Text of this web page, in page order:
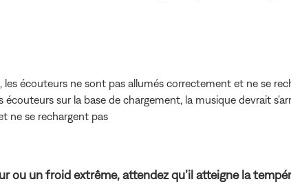
les écouteurs ne sont pas allumés correctement et ne se
sur la base de chargement, la musique devrait
ne se rechargent pas
ou un froid extrême, attendez qu’il atteigne la